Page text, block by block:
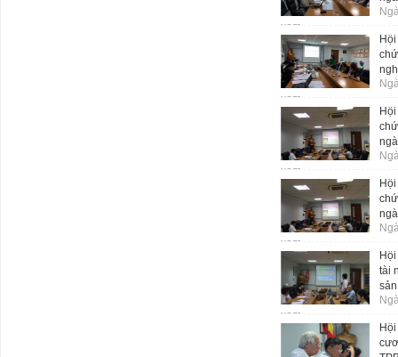
xem
xem
xem
xem
tài
xem